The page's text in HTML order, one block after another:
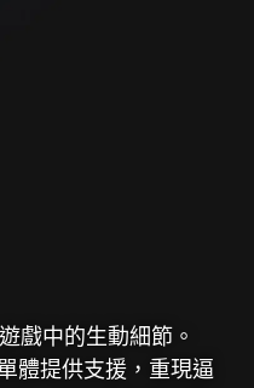
戲中的生動細節。
體提供支援，重現逼